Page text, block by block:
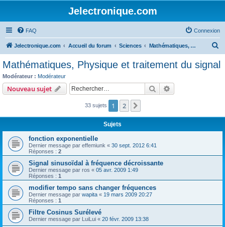
Jelectronique.com
FAQ Connexion
Jelectronique.com Accueil du forum Sciences Mathématiques, Physique et traitement du signal
c
c
Mathématiques, Physique et traitement du signal
Modérateur : Modérateur
Nouveau sujet Rechercher
33 sujets 1 2
Sujets
fonction exponentielle
Dernier message par effemiunk « 30 sept. 2012 6:41
Réponses : 2
Signal sinusoïdal à fréquence décroissante
Dernier message par ros « 05 avr. 2009 1:49
Réponses : 1
modifier tempo sans changer fréquences
Dernier message par wapita « 19 mars 2009 20:27
Réponses : 1
Filtre Cosinus Surélevé
Dernier message par LuiLui « 20 févr. 2009 13:38